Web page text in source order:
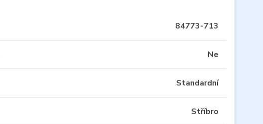
84773-713
Ne
Standardní
Stříbro